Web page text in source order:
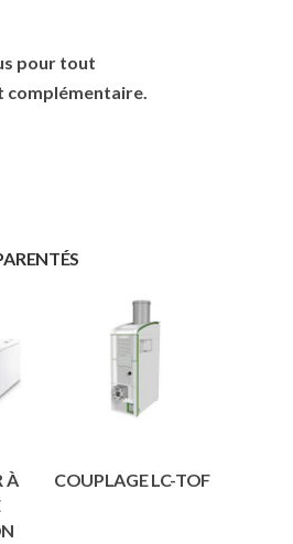
pour tout
complémentaire.
À
COUPLAGE LC-TOF